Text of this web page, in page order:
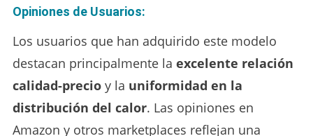
Opiniones de Usuarios:
Los usuarios que han adquirido este modelo
destacan principalmente la excelente relación
calidad-precioy la uniformidad en la
distribución del calor. Las opiniones en
Amazon y otros marketplaces reflejan una